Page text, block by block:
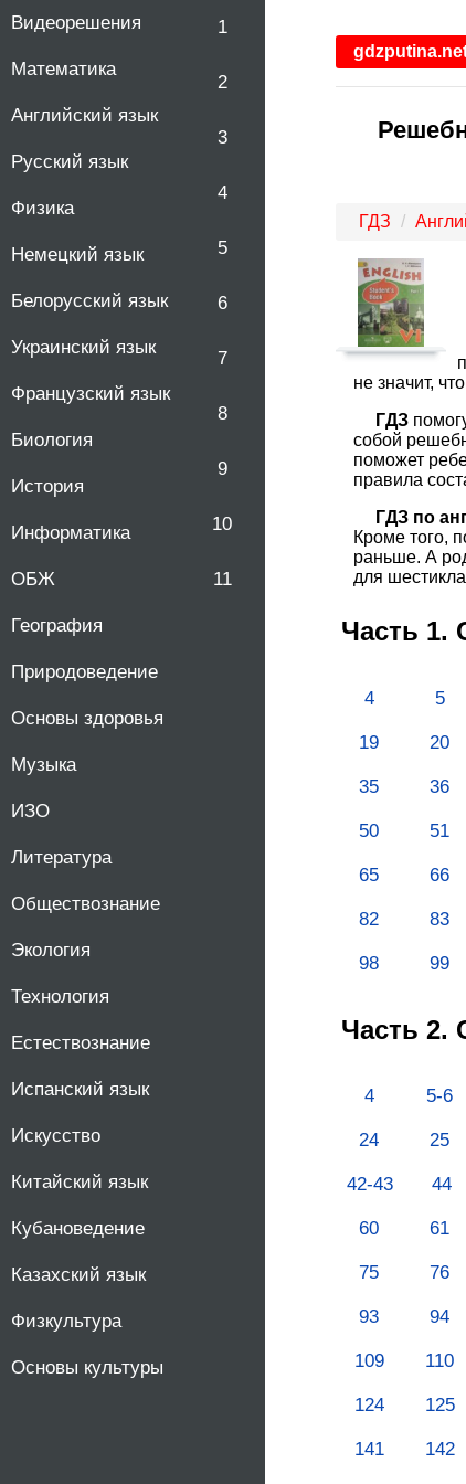
Видеорешения
Математика
Английский язык
Русский язык
Физика
Немецкий язык
Белорусский язык
Украинский язык
Французский язык
Биология
История
Информатика
ОБЖ
География
Природоведение
Основы здоровья
Музыка
ИЗО
Литература
Обществознание
Экология
Технология
Естествознание
Испанский язык
Искусство
Китайский язык
Кубановедение
Казахский язык
Физкультура
Основы культуры
1
2
3
4
5
6
7
8
9
10
11
ГДЗ
не значит,
ГДЗ
собой
поможет
правила
ГДЗ по
Кроме того,
раньше. А
для
Часть 1.
4 5
19 20
35 36
50 51
65 66
82 83
98 99
Часть 2.
4 5-6
24 25
42-43 44
60 61
75 76
93 94
109 110
124 125
141 142